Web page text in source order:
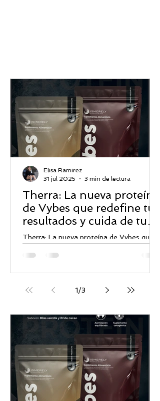
Therra: La nueva proteína
de Vybes que redefine tus
resultados y cuida de tu
bienestar
Therra: La nueva proteína de Vybes que
bienestar. ¿Quién dijo que una proteína es
Elisa Ramirez
31 jul 2025
3 min de lectura
1/3